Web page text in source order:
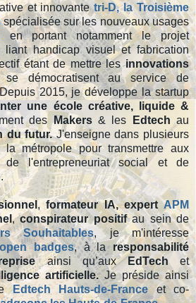
et innovantetri-D, la Troisième
spécialisée sur les nouveaux usages
en portant notamment le projet
liant handicap visuel et fabrication
étant de mettre lesinnovations
démocratisent au service de
2015, je développe la startup
une école créative, liquide &
desMakers& les Edtech au
du futur.J'enseigne dans plusieurs
métropole pour transmettre aux
l'entrepreneuriat social et de
,formateur IA, expertAPM
,conspirateur positifau sein de
Souhaitables, je m'intéresse
open badges, à la responsabilité
ainsi qu’auxEdTechet
artificielle.Je préside ainsi
Edtech Hauts-de-Franceet co-